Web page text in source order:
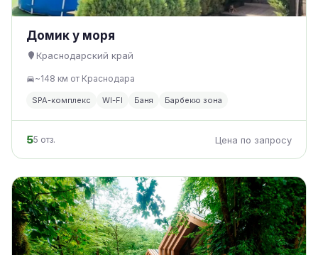
Домик у моря
Краснодарский край
~148 км от Краснодара
SPA-комплекс WI-FI Баня Барбекю зона
55 отз. Цена по запросу